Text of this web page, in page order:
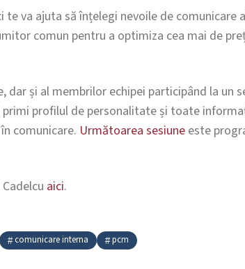
va ajuta să înțelegi nevoile de comunicare
comun pentru a optimiza cea mai de
și al membrilor echipei participând la un
profilul de personalitate și toate
comunicare. Următoarea sesiuneeste
aici.
comunicare interna
pcm